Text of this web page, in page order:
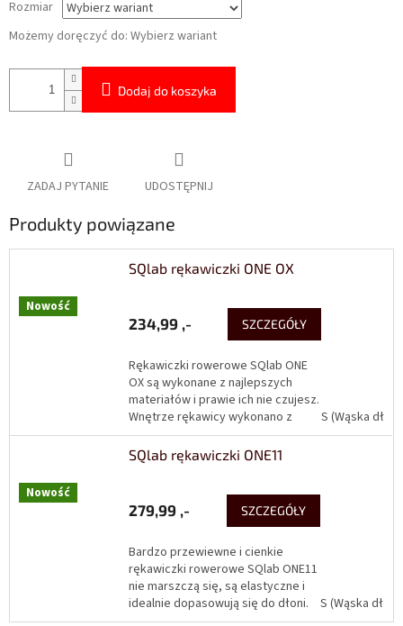
Rozmiar
Możemy doręczyć do: Wybierz wariant
Dodaj do koszyka
ZADAJ PYTANIE UDOSTĘPNIJ
Produkty powiązane
Nowość
SQlab rękawiczki ONE OX
234,99 ,- SZCZEGÓŁY
Rękawiczki rowerowe SQlab ONE
OX są wykonane z najlepszych
materiałów i prawie ich nie czujesz.
Wnętrze rękawicy wykonano z
amerykańskiego AX-Suede, który
jest cienki,...
S (Wąska dłoń)
Nowość
SQlab rękawiczki ONE11
279,99 ,- SZCZEGÓŁY
Bardzo przewiewne i cienkie
rękawiczki rowerowe SQlab ONE11
nie marszczą się, są elastyczne i
idealnie dopasowują się do dłoni.
Rękawiczki rowerowe zapewniają
S (Wąska dłoń)